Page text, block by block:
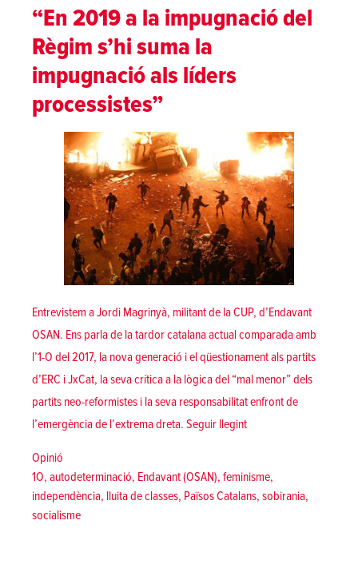
“En 2019 a la impugnació del
Règim s’hi suma la
impugnació als líders
processistes”
Entrevistem a Jordi Magrinyà, militant de la CUP, d’Endavant
OSAN. Ens parla de la tardor catalana actual comparada amb
l’1-O del 2017, la nova generació i el qüestionament als partits
d’ERC i JxCat, la seva crítica a la lògica del “mal menor” dels
partits neo-reformistes i la seva responsabilitat enfront de
l’emergència de l’extrema dreta. Seguir llegint«“En 2019 a la
Posted in
Opinió
Tags:
1O, autodeterminació, Endavant (OSAN), feminisme,
independència, lluita de classes, Països Catalans, sobirania,
socialisme